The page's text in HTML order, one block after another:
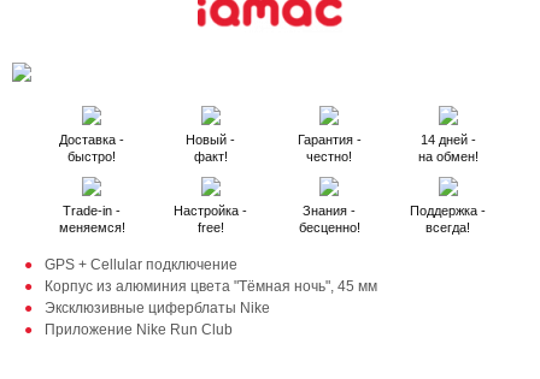
Доставка -
быстро!
Новый -
факт!
Гарантия -
честно!
14 дней -
на обмен!
Trade-in -
меняемся!
Настройка -
free!
Знания -
бесценно!
Поддержка -
всегда!
GPS + Cellular подключение
Корпус из алюминия цвета "Тёмная ночь", 45 мм
Эксклюзивные циферблаты Nike
Приложение Nike Run Club